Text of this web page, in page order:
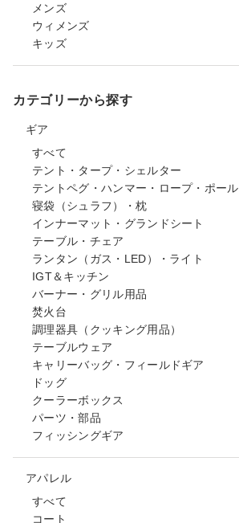
メンズ
ウィメンズ
キッズ
カテゴリーから探す
ギア
すべて
テント・タープ・シェルター
テントペグ・ハンマー・ロープ・ポール
寝袋（シュラフ）・枕
インナーマット・グランドシート
テーブル・チェア
ランタン（ガス・LED）・ライト
IGT＆キッチン
バーナー・グリル用品
焚火台
調理器具（クッキング用品）
テーブルウェア
キャリーバッグ・フィールドギア
ドッグ
クーラーボックス
パーツ・部品
フィッシングギア
アパレル
すべて
コート